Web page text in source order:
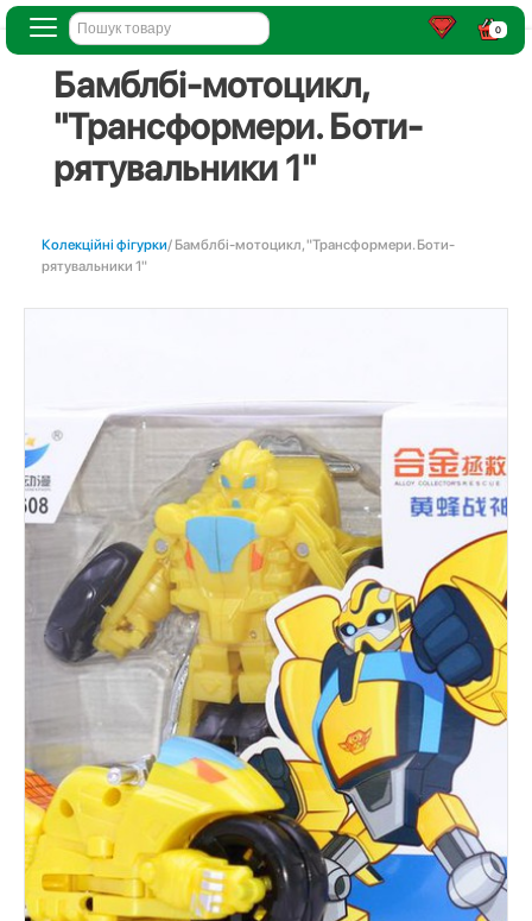
0
Бамблбі-мотоцикл,
"Трансформери. Боти-
рятувальники 1"
Колекційні фігурки/ Бамблбі-мотоцикл, "Трансформери. Боти-
рятувальники 1"